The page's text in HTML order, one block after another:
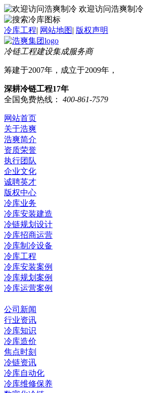
欢迎访问浩爽制冷
冷库工程| 网站地图| 版权声明
冷链工程建设集成服务商
筹建于2007年，成立于2009年，
深耕冷链工程17年
全国免费热线：
400-861-7579
网站首页
关于浩爽
浩爽简介
资质荣誉
执行团队
企业文化
诚聘英才
版权中心
冷库业务
冷库安装建造
冷链规划设计
冷库招商运营
冷库制冷设备
冷库工程
冷库安装案例
冷库规划案例
冷库运营案例
公司新闻
行业资讯
冷库知识
冷库造价
焦点时刻
冷链资讯
冷库自动化
冷库维修保养